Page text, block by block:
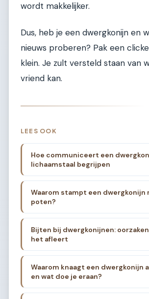
wordt makkelijker.
Dus, heb je een dwergkonijn en
nieuws proberen? Pak een
klein. Je zult versteld staan van
vriend kan.
LEES OOK
Hoe communiceert een
lichaamstaal begrijpen
Waarom stampt een dwergkonijn
poten?
Bijten bij dwergkonijnen:
het afleert
Waarom knaagt een dwergkonijn
en wat doe je eraan?